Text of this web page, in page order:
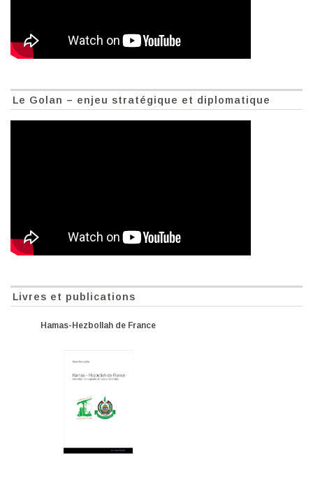
Le Golan – enjeu stratégique et diplomatique
Livres et publications
Hamas-Hezbollah de France